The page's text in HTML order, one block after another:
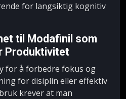
for langsiktig kognitiv
til Modafinil som
Produktivitet
for å forbedre fokus og
for disiplin eller effektiv
krever at man